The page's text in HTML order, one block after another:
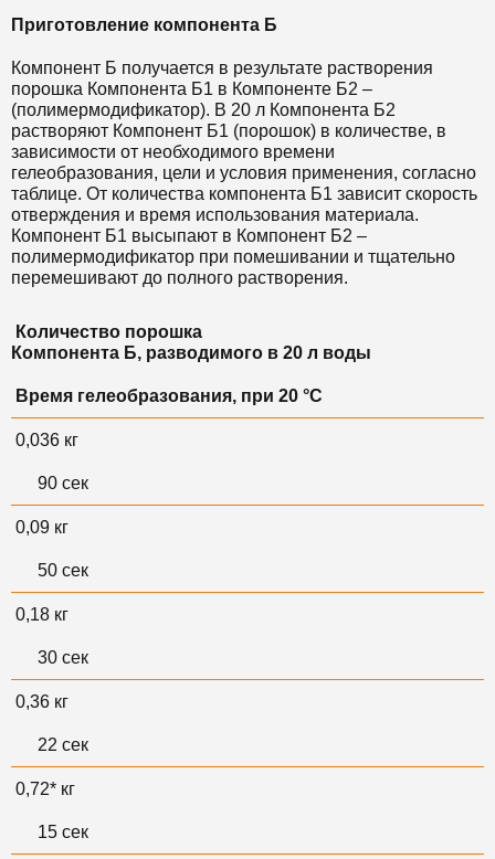
Приготовление компонента Б
Компонент Б получается в результате растворения
порошка Компонента Б1 в Компоненте Б2 –
(полимермодификатор). В 20 л Компонента Б2
растворяют Компонент Б1 (порошок) в количестве, в
зависимости от необходимого времени
гелеобразования, цели и условия применения, согласно
таблице. От количества компонента Б1 зависит скорость
отверждения и время использования материала.
Компонент Б1 высыпают в Компонент Б2 –
полимермодификатор при помешивании и тщательно
перемешивают до полного растворения.
Количество порошка
Компонента Б, разводимого в 20 л воды
Время гелеобразования, при 20 °С
0,036 кг
90 сек
0,09 кг
50 сек
0,18 кг
30 сек
0,36 кг
22 сек
0,72* кг
15 сек